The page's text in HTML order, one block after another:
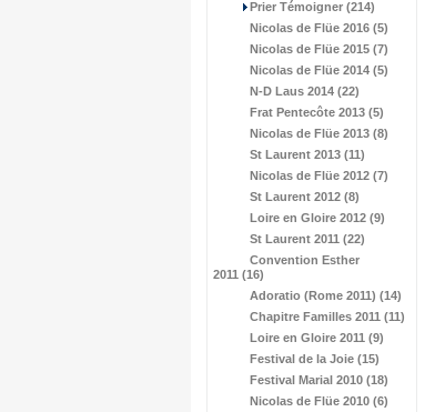
Prier Témoigner (214)
Nicolas de Flüe 2016 (5)
Nicolas de Flüe 2015 (7)
Nicolas de Flüe 2014 (5)
N-D Laus 2014 (22)
Frat Pentecôte 2013 (5)
Nicolas de Flüe 2013 (8)
St Laurent 2013 (11)
Nicolas de Flüe 2012 (7)
St Laurent 2012 (8)
Loire en Gloire 2012 (9)
St Laurent 2011 (22)
Convention Esther
2011 (16)
Adoratio (Rome 2011) (14)
Chapitre Familles 2011 (11)
Loire en Gloire 2011 (9)
Festival de la Joie (15)
Festival Marial 2010 (18)
Nicolas de Flüe 2010 (6)